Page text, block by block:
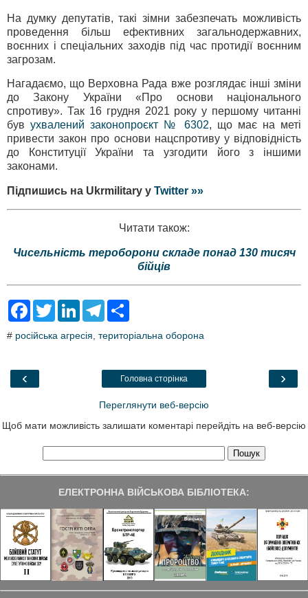
На думку депутатів, такі зімни забезпечать можливість
проведення більш ефективних загальнодержавних,
воєнних і спеціальних заходів під час протидії воєнним
загрозам.
Нагадаємо, що Верховна Рада вже розглядає інші зміни
до Закону України «Про основи національного
спротиву». Так 16 грудня 2021 року у першому читанні
бувухвалений законопроєкт № 6302, що має на меті
привести закон про основи нацспротиву у відповідність
до Конституції України та узгодити його з іншими
законами.
Підпишись на Ukrmilitary у Twitter »»
Читати також:
Чисельність тероборони складе понад 130 тисяч
бійців
F
e
o
T
t
L
k
T
e
a
r
# російська агресія територіальна оборона
‹ ›
Головна сторінка
Переглянути веб-версію
Щоб мати можливість залишати коментарі перейдіть на веб-версію
ЕЛЕКТРОННА ВІЙСЬКОВА БІБЛІОТЕКА: